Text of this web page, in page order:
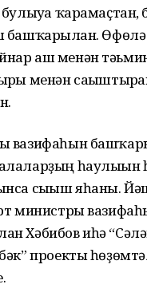
ҡарамаҫтан,
башҡарылған. Өфөлә
аш менән
менән
вазифаһын
һаулығын
сығыш яһаны.
министры
Хәбибов иһә
проекты